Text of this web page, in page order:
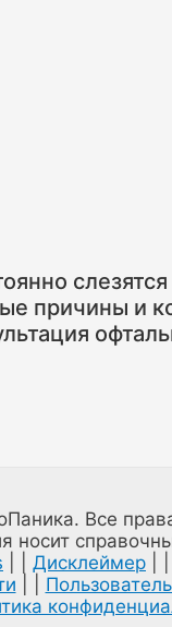
слезятся
причины и
Все
носит
Дисклеймер